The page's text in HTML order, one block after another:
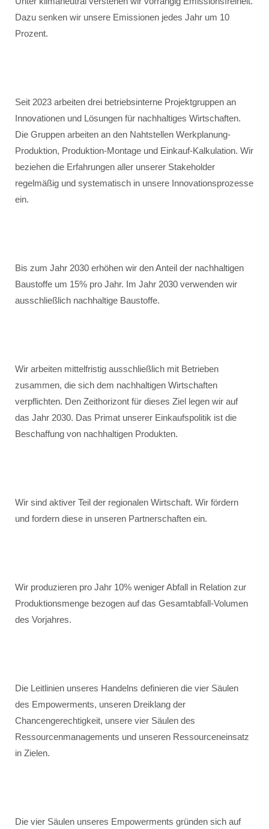
Dazu senken wir unsere Emissionen jedes Jahr um 10
Prozent.
Seit 2023 arbeiten drei betriebsinterne Projektgruppen an
Innovationen und Lösungen für nachhaltiges Wirtschaften.
Die Gruppen arbeiten an den Nahtstellen Werkplanung-
Produktion, Produktion-Montage und Einkauf-Kalkulation. Wir
beziehen die Erfahrungen aller unserer Stakeholder
regelmäßig und systematisch in unsere Innovationsprozesse
ein.
Bis zum Jahr 2030 erhöhen wir den Anteil der nachhaltigen
Baustoffe um 15% pro Jahr. Im Jahr 2030 verwenden wir
ausschließlich nachhaltige Baustoffe.
Wir arbeiten mittelfristig ausschließlich mit Betrieben
zusammen, die sich dem nachhaltigen Wirtschaften
verpflichten. Den Zeithorizont für dieses Ziel legen wir auf
das Jahr 2030. Das Primat unserer Einkaufspolitik ist die
Beschaffung von nachhaltigen Produkten.
Wir sind aktiver Teil der regionalen Wirtschaft. Wir fördern
und fordern diese in unseren Partnerschaften ein.
Wir produzieren pro Jahr 10% weniger Abfall in Relation zur
Produktionsmenge bezogen auf das Gesamtabfall-Volumen
des Vorjahres.
Die Leitlinien unseres Handelns definieren die vier Säulen
des Empowerments, unseren Dreiklang der
Chancengerechtigkeit, unsere vier Säulen des
Ressourcenmanagements und unseren Ressourceneinsatz
in Zielen.
Die vier Säulen unseres Empowerments gründen sich auf